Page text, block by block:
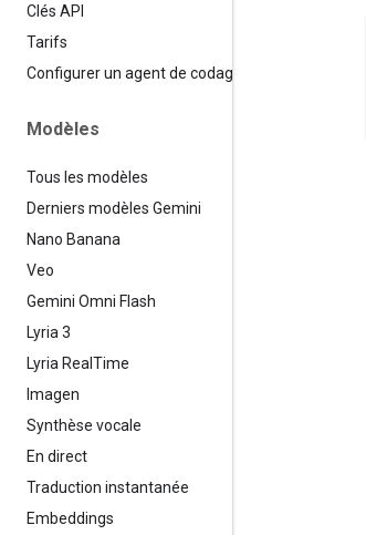
Clés API
Tarifs
Configurer un agent de codage
Modèles
Tous les modèles
Derniers modèles Gemini
Nano Banana
Veo
Gemini Omni Flash
Lyria 3
Lyria Real Time
Imagen
Synthèse vocale
En direct
Traduction instantanée
Embeddings